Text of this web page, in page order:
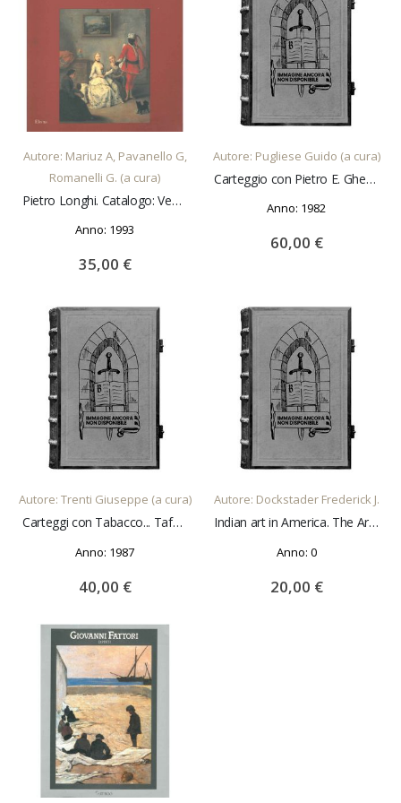
AGGIUNGI AL CARRELLO
Autore: Mariuz A, Pavanello G,
Romanelli G. (a cura)
Pietro Longhi. Catalogo: Venezia, dicembre 1993 - aprile 1994
Anno: 1993
35,00 €
AGGIUNGI AL CARRELLO
Autore: Pugliese Guido (a cura)
Carteggio con Pietro E. Gherardi. Edizione Nazionale del Carteggio di L. A. Muratori. Vol. 20 Centro di Studi Muratoriani di Modena
Anno: 1982
60,00 €
AGGIUNGI AL CARRELLO
Autore: Trenti Giuseppe (a cura)
Carteggi con Tabacco... Tafuri. Edizione Nazionale del Carteggio di L. A. Muratori. Vol. 40 Centro di Studi Muratoriani di Modena
Anno: 1987
40,00 €
AGGIUNGI AL CARRELLO
Autore: Dockstader Frederick J.
Indian art in America. The Arts and Crafts of the North American Indian
Anno: 0
20,00 €
AGGIUNGI AL CARRELLO